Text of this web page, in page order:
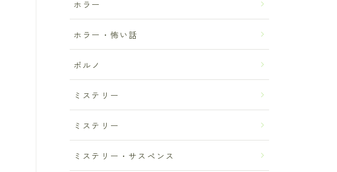
ホラー
ホラー・怖い話
ポルノ
ミステリー
ミステリー
ミステリー・サスペンス